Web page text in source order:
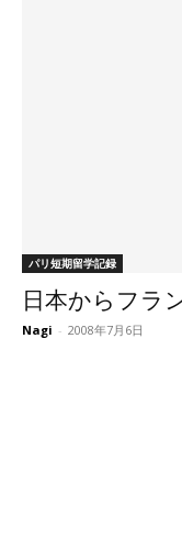
パリ短期留学記録
日本からフラ
Nagi - 2008年7月6日